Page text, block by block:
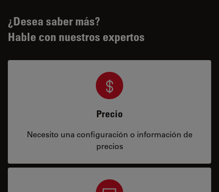
¿Desea saber más?
Hable con nuestros expertos
Precio
Necesito una configuración o información de
precios